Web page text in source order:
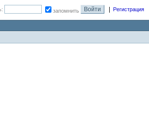
запомнить Регистрация